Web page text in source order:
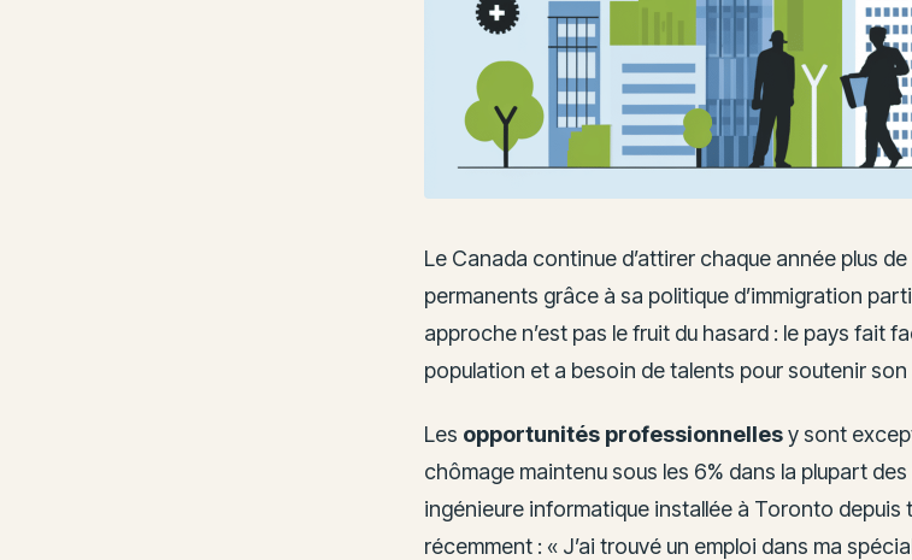
Le Canada continue d’attirer chaque année plus
permanents grâce à sa politique d’immigration
approche n’est pas le fruit du hasard : le pays fait
population et a besoin de talents pour soutenir
Les opportunités professionnellesy sont
chômage maintenu sous les 6% dans la plupart
ingénieure informatique installée à Toronto
récemment : « J’ai trouvé un emploi dans ma